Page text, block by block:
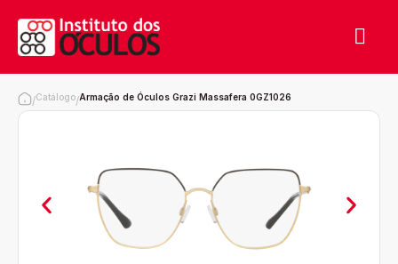
/Catálogo/Armação de Óculos Grazi Massafera 0GZ1026